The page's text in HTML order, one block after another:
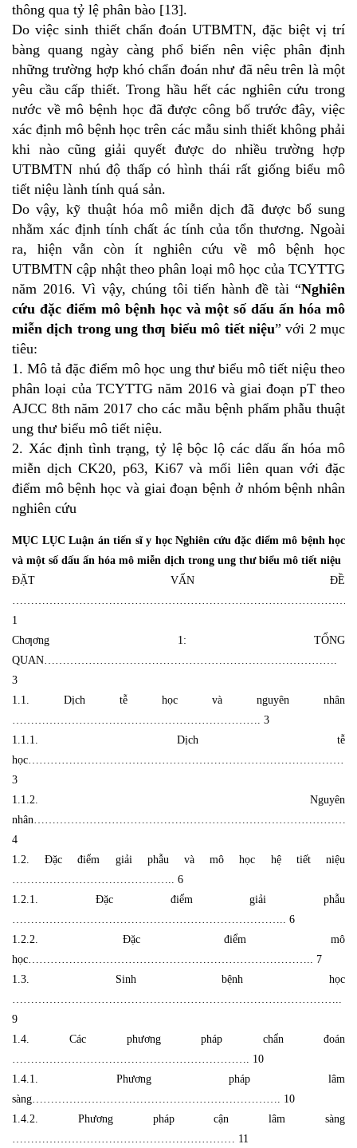
thông qua tỷ lệ phân bào [13].
Do việc sinh thiết chẩn đoán UTBMTN, đặc biệt vị trí
bàng quang ngày càng phổ biến nên việc phân định
những trường hợp khó chẩn đoán như đã nêu trên là một
yêu cầu cấp thiết. Trong hầu hết các nghiên cứu trong
nước về mô bệnh học đã được công bố trước đây, việc
xác định mô bệnh học trên các mẫu sinh thiết không phải
khi nào cũng giải quyết được do nhiều trường hợp
UTBMTN nhú độ thấp có hình thái rất giống biểu mô
tiết niệu lành tính quá sản.
Do vậy, kỹ thuật hóa mô miễn dịch đã được bổ sung
nhằm xác định tính chất ác tính của tổn thương. Ngoài
ra, hiện vẫn còn ít nghiên cứu về mô bệnh học
UTBMTN cập nhật theo phân loại mô học của TCYTTG
năm 2016. Vì vậy, chúng tôi tiến hành đề tài “Nghiên
cứu đặc điểm mô bệnh học và một số dấu ấn hóa mô
miễn dịch trong ung thƣ biểu mô tiết niệu” với 2 mục
tiêu:
1. Mô tả đặc điểm mô học ung thư biểu mô tiết niệu theo
phân loại của TCYTTG năm 2016 và giai đoạn pT theo
AJCC 8th năm 2017 cho các mẫu bệnh phẩm phẫu thuật
ung thư biểu mô tiết niệu.
2. Xác định tình trạng, tỷ lệ bộc lộ các dấu ấn hóa mô
miễn dịch CK20, p63, Ki67 và mối liên quan với đặc
điểm mô bệnh học và giai đoạn bệnh ở nhóm bệnh nhân
nghiên cứu
MỤC LỤC Luận án tiến sĩ y học Nghiên cứu đặc điểm mô bệnh học
và một số dấu ấn hóa mô miễn dịch trong ung thư biểu mô tiết niệu
ĐẶT VẤN ĐỀ
1
Chƣơng 1: TỔNG
QUAN…………………………………………………………………….
3
1.1. Dịch tễ học và nguyên nhân
…………………………………………………………. 3
1.1.1. Dịch tễ
học……………………………………………………………………………
3
1.1.2. Nguyên
nhân…………………………………………………………………………
4
1.2. Đặc điểm giải phẫu và mô học hệ tiết niệu
…………………………………….. 6
1.2.1. Đặc điểm giải phẫu
……………………………………………………………….. 6
1.2.2. Đặc điểm mô
học………………………………………………………………….. 7
1.3. Sinh bệnh học
9
1.4. Các phương pháp chẩn đoán
………………………………………………………. 10
1.4.1. Phương pháp lâm
sàng…………………………………………………………. 10
1.4.2. Phương pháp cận lâm sàng
…………………………………………………… 11